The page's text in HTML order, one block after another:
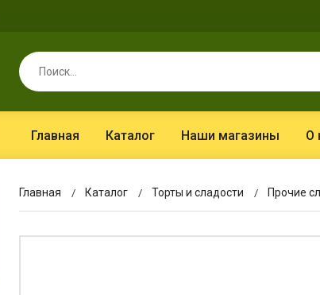
Главная Каталог Наши магазины О
Главная Каталог Торты и сладости Прочие